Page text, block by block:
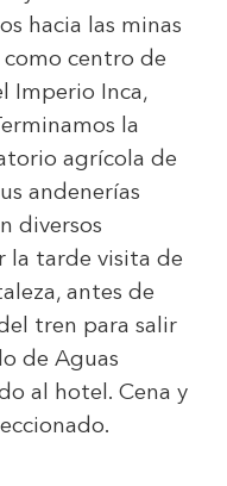
hacia las minas
como centro de
Imperio Inca,
la
agrícola de
andenerías
diversos
la tarde visita de
antes de
tren para salir
de Aguas
al hotel. Cena y